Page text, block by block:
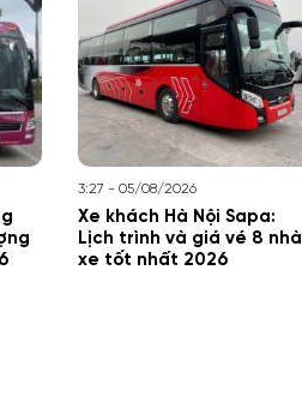
3:27 - 05/08/2026
Xe khách Hà Nội Sapa:
Lịch trình và giá vé 8 nhà
xe tốt nhất 2026